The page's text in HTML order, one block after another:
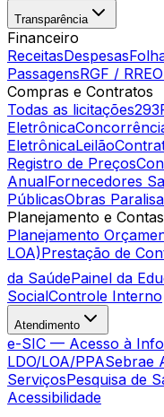
Transparência
Financeiro
ReceitasDespesas
PassagensRGF /
Compras e Contratos
Todas as licitações293
Eletrônica
EletrônicaLeilão
Registro de Preços
AnualFornecedores
PúblicasObras
Planejamento e Contas
Planejamento
LOA)Prestação de
da SaúdePainel da
SocialControle Interno
Atendimento
e-SIC — Acesso à
LDO/LOA/PPASebrae
ServiçosPesquisa de
Acessibilidade